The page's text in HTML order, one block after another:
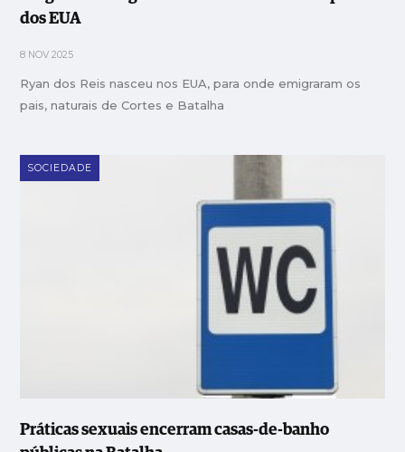
dos EUA
8 NOV 2025
Ryan dos Reis nasceu nos EUA, para onde emigraram os
pais, naturais de Cortes e Batalha
SOCIEDADE
Práticas sexuais encerram casas-de-banho